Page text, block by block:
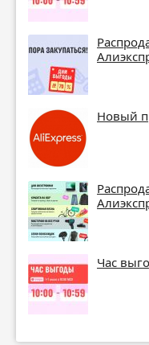
Новый
Час